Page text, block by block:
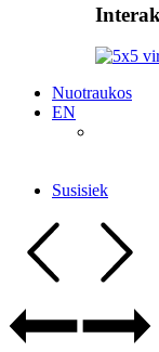
Nuotraukos
EN
Susisiek